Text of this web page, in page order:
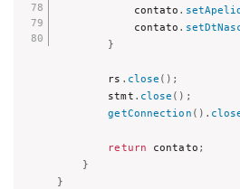
            contato
.
            contato
.
}
        rs
. close ( ) ;
        stmt
. close ( ) ;
getConnection ( ) .
return contato ;
}
}